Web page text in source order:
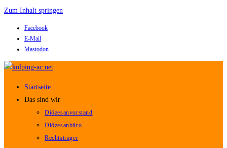
Zum Inhalt springen
Facebook
E-Mail
Mastodon
Startseite
Das sind wir
Diözesanvorstand
Diözesanbüro
Rechtsträger